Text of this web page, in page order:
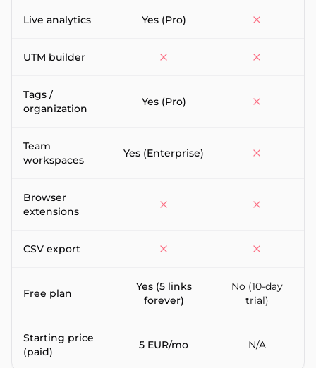
Live analytics Yes (Pro)
UTM builder
Tags /
organization
Yes (Pro)
Team
workspaces
Yes (Enterprise)
Browser
extensions
CSV export
Free plan
Yes (5 links
forever)
No (10-day
trial)
Starting price
(paid)
5 EUR/mo N/A